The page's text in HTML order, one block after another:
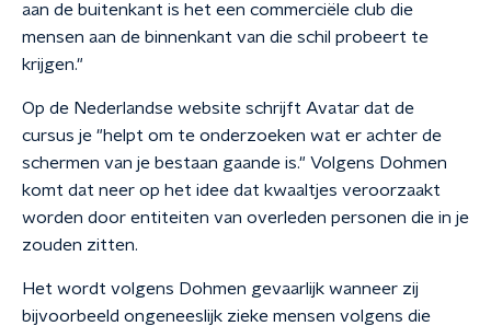
aan de buitenkant is het een commerciële club die
mensen aan de binnenkant van die schil probeert te
krijgen."
Op de Nederlandse website schrijft Avatar dat de
cursus je "helpt om te onderzoeken wat er achter de
schermen van je bestaan gaande is." Volgens Dohmen
komt dat neer op het idee dat kwaaltjes veroorzaakt
worden door entiteiten van overleden personen die in je
zouden zitten.
Het wordt volgens Dohmen gevaarlijk wanneer zij
bijvoorbeeld ongeneeslijk zieke mensen volgens die